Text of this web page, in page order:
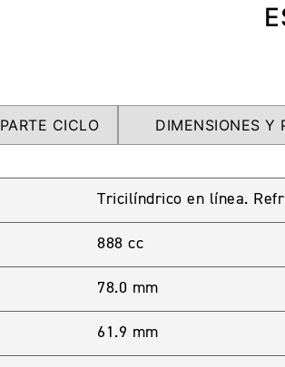
PARTE CICLO DIMENSIONES Y
Tricilíndrico en línea.
888 cc
78.0 mm
61.9 mm